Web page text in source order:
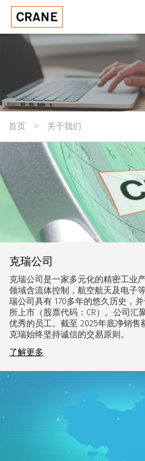
首页 > 关于我们
克瑞公司
克瑞公司是一家多元化的精密工业
领域含流体控制，航空航天及电子
瑞公司具有 170多年的悠久历史，
所上市（股票代码：CR）。公司汇
优秀的员工。截至 2025年底净销售
克瑞始终坚持诚信的交易原则。
了解更多